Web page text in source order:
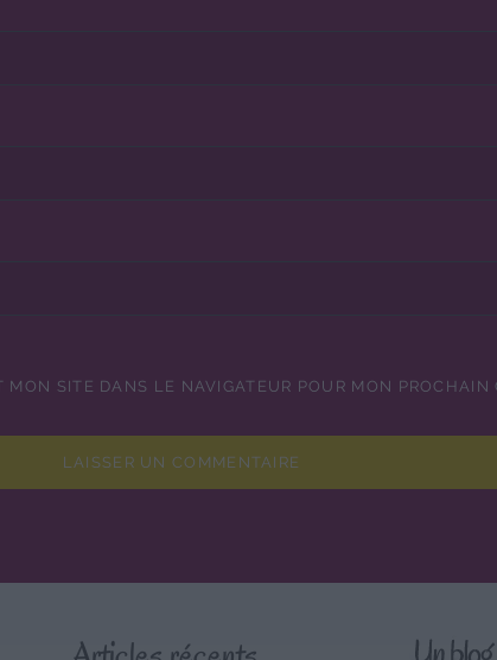
SITE DANS LE NAVIGATEUR POUR MON PROCHAIN